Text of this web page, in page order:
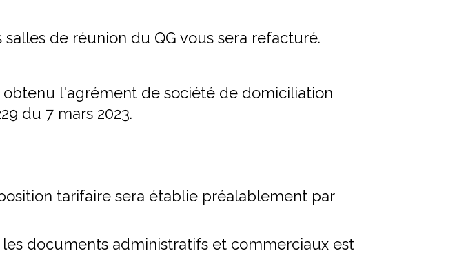
de réunion du QG vous sera refacturé.
l'agrément de société de domiciliation
du 7 mars 2023.
tarifaire sera établie préalablement par
les documents administratifs et commerciaux est